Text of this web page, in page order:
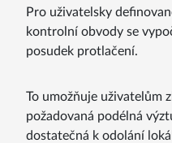
Pro uživatelsky
kontrolní obvody se
posudek protlačení.
To umožňuje uživatelům
požadovaná podélná
dostatečná k odolání